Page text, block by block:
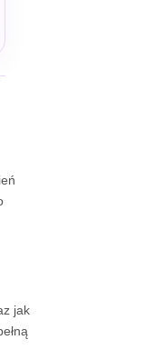
jak